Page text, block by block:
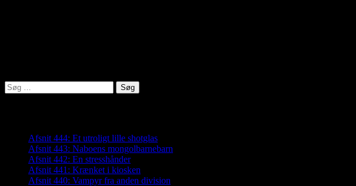
Søg
efter:
Afsnit 444: Et utroligt lille shotglas
Afsnit 443: Naboens mongolbarnebarn
Afsnit 442: En stresshånder
Afsnit 441: Krænket i kiosken
Afsnit 440: Vampyr fra anden division